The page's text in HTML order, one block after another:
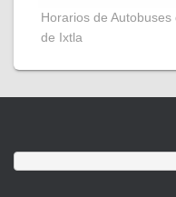
Horarios de
de Ixtla